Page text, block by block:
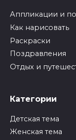
Аппликации и
Как нарисовать
Раскраски
Поздравления
Отдых и
Категории
Детская тема
Женская тема